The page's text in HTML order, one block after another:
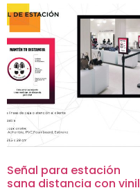
Señal para estación
sana distancia con vinil